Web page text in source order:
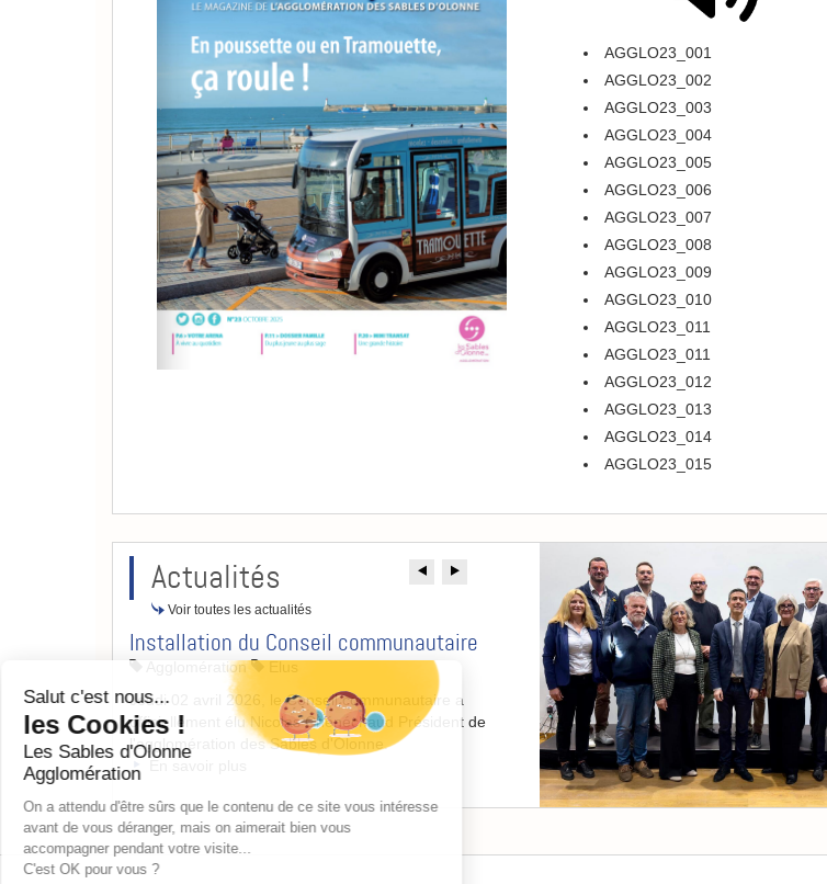
AGGLO23_001
AGGLO23_002
AGGLO23_003
AGGLO23_004
AGGLO23_005
AGGLO23_006
AGGLO23_007
AGGLO23_008
AGGLO23_009
AGGLO23_010
AGGLO23_011
AGGLO23_011
AGGLO23_012
AGGLO23_013
AGGLO23_014
AGGLO23_015
Actualités
Voir toutes les actualités
Précédent
Installation du Conseil communautaire
Agglomération
Jeudi 02 avril 2026, le Conseil communautaire a
officiellement élu Nicolas Chénéchaud Président de
l'agglomération des Sables d'Olonne.
Continuer sans accepter
Salut c'est nous...
les Cookies !
Les Sables d'Olonne
Agglomération
On a attendu d'être sûrs que le contenu de ce site vous intéresse
avant de vous déranger, mais on aimerait bien vous
accompagner pendant votre visite...
C'est OK pour vous ?